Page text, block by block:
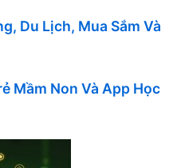
Du Lịch, Mua Sắm Và
Mầm Non Và App Học